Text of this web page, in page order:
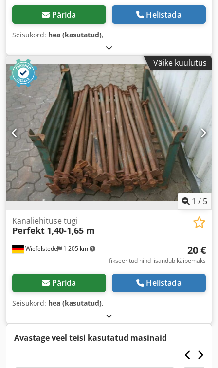
Pärida Helistada
Seisukord: hea (kasutatud),
Väike kuulutus
1 / 5
Wiefelstede 1 205 km
Kanaliehituse tugi
Perfekt 1,40-1,65 m
20 €
fikseeritud hind lisandub käibemaks
Pärida Helistada
Seisukord: hea (kasutatud),
Avastage veel teisi kasutatud masinaid